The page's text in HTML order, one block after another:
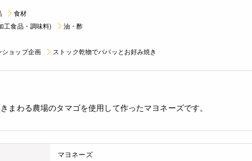
食材
工食品・調味料)
油・酢
ショップ企画 ストック乾物でパパッとお好み焼き
まわる農場のタマゴを使用して作ったマヨネーズです。
マヨネーズ